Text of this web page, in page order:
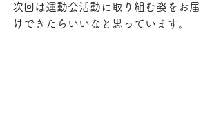
次回は運動会活動に取り組む姿をお届
けできたらいいなと思っています。